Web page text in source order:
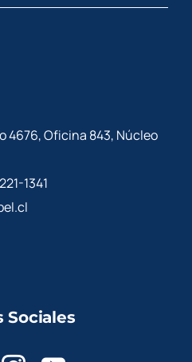
4676, Oficina 843, Núcleo
1341
Sociales